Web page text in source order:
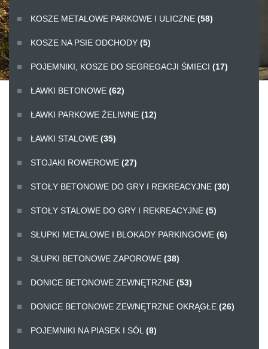
KOSZE METALOWE PARKOWE I ULICZNE (58)
KOSZE NA PSIE ODCHODY (5)
POJEMNIKI, KOSZE DO SEGREGACJI ŚMIECI (17)
ŁAWKI BETONOWE (62)
ŁAWKI PARKOWE ŻELIWNE (12)
ŁAWKI STALOWE (35)
STOJAKI ROWEROWE (27)
STOŁY BETONOWE DO GRY I REKREACYJNE (30)
STOŁY STALOWE DO GRY I REKREACYJNE (5)
SŁUPKI METALOWE I BLOKADY PARKINGOWE (6)
SŁUPKI BETONOWE ZAPOROWE (38)
DONICE BETONOWE ZEWNĘTRZNE (53)
DONICE BETONOWE ZEWNĘTRZNE OKRĄGŁE (26)
POJEMNIKI NA PIASEK I SÓL (8)